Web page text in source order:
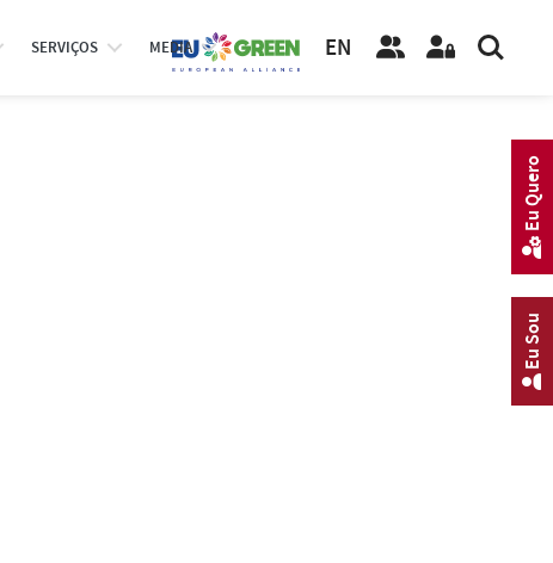
SERVIÇOS MEDIA EN
Eu Sou
Eu Quero